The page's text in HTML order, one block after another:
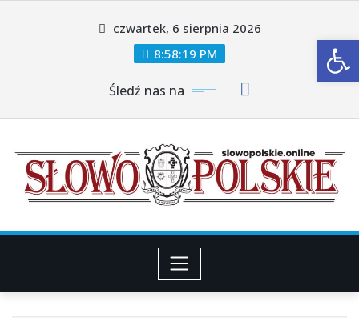
czwartek, 6 sierpnia 2026
8:58:20 PM
Śledź nas na